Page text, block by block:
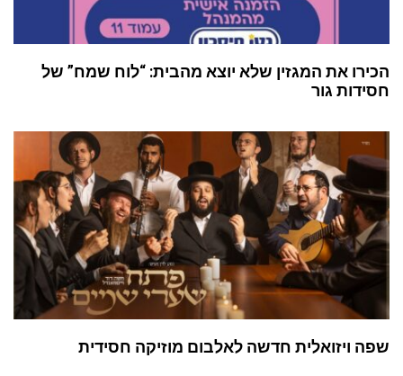
הכירו את המגזין שלא יוצא מהבית: “לוח שמח” של
חסידות גור
שפה ויזואלית חדשה לאלבום מוזיקה חסידית